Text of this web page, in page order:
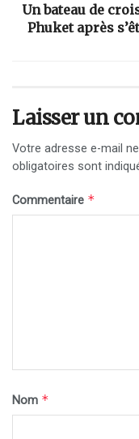
Un bateau de
Phuket après
Laisser un
Votre adresse e-mail
obligatoires sont
Commentaire *
Nom *